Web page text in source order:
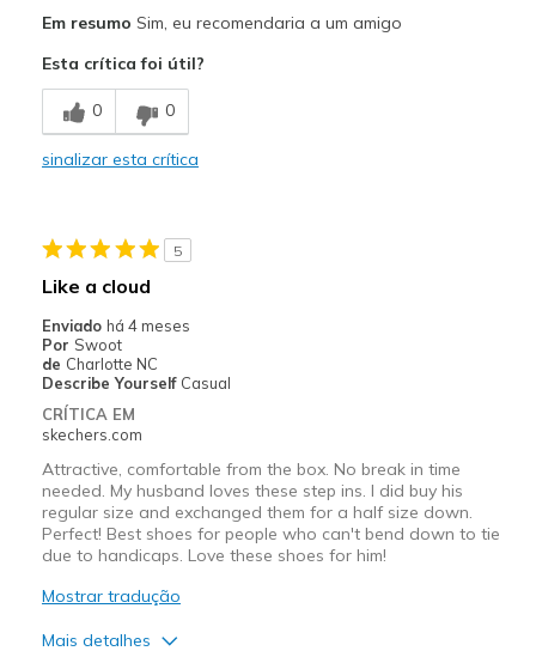
Comfortable
Stylish
View On Shoes
Em resumo Sim, eu recomendaria a um amigo
Esta crítica foi útil?
0 0
sinalizar esta crítica
5
Like a cloud
Enviado há 4 meses
Por Swoot
de Charlotte NC
Describe Yourself Casual
CRÍTICA EM
skechers.com
Attractive, comfortable from the box. No break in time
needed. My husband loves these step ins. I did buy his
regular size and exchanged them for a half size down.
Perfect! Best shoes for people who can't bend down to tie
due to handicaps. Love these shoes for him!
Mostrar tradução
Mais detalhes